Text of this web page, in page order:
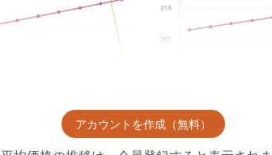
アカウントを作成（無料）